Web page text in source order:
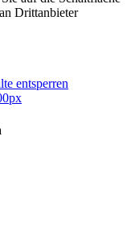
Drittanbieter
entsperren